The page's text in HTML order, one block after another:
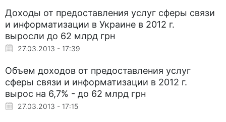
Доходы от предоставления услуг сферы связи
и информатизации в Украине в 2012 г.
выросли до 62 млрд грн
27.03.2013 - 17:39
Объем доходов от предоставления услуг
сферы связи и информатизации в 2012 г.
вырос на 6,7% - до 62 млрд грн
27.03.2013 - 17:15